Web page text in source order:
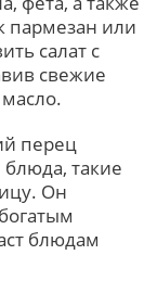
пармезан или
салат с
свежие
перец
такие
Он
блюдам